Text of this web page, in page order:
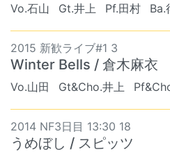
Vo.石山 Gt.井上 Pf.田村 Ba.
2015 新歓ライブ#1 3
Winter Bells / 倉木麻衣
Vo.山田 Gt&Cho.井上
2014 NF3日目 13:30 18
うめぼし / スピッツ